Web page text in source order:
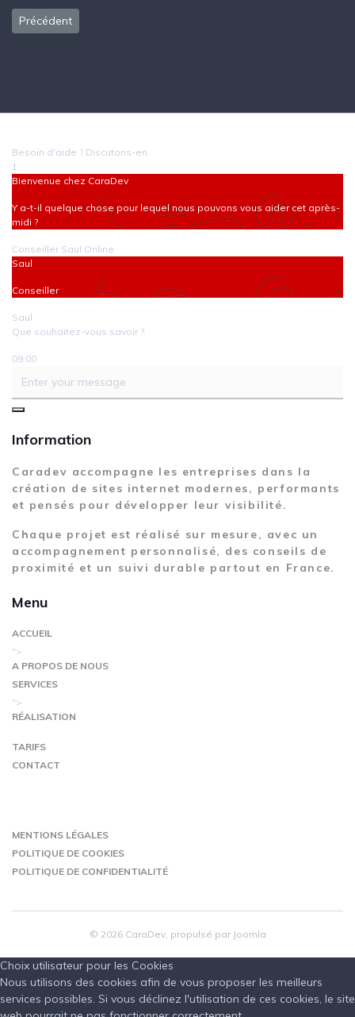
Article précédent : Politique de Cookies
Précédent
Besoin d'aide ? Discutons-en.
1
Bienvenue chez CaraDev
Y a-t-il quelque chose pour lequel nous pouvons vous aider cet après-
midi ?
Conseiller Saul Online
Saul
Conseiller
Saul
Que souhaitez-vous savoir ?.
09:00
Information
Caradev accompagne les entreprises dans la
création de sites internet modernes, performants
et pensés pour développer leur visibilité.
Chaque projet est réalisé sur mesure, avec un
accompagnement personnalisé, des conseils de
proximité et un suivi durable partout en France.
Menu
ACCUEIL
">
A PROPOS DE NOUS
SERVICES
">
RÉALISATION
TARIFS
CONTACT
MENTIONS LÉGALES
POLITIQUE DE COOKIES
POLITIQUE DE CONFIDENTIALITÉ
© 2026 CaraDev, propulsé par Joomla
Choix utilisateur pour les Cookies
Nous utilisons des cookies afin de vous proposer les meilleurs
services possibles. Si vous déclinez l'utilisation de ces cookies, le site